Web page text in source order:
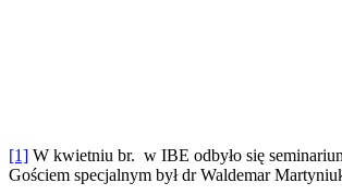
[1] W kwietniu br. w IBE odbyło się
Gościem specjalnym był dr Waldemar